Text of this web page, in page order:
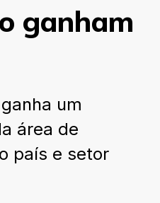
ganham
um
área de
país e setor